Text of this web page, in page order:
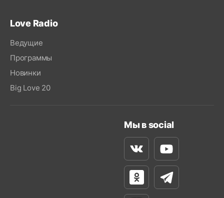
Love Radio
Ведущие
Программы
Новинки
Big Love 20
Мы в social
ВконтактеYoutube
Одноклассники
Телеграм